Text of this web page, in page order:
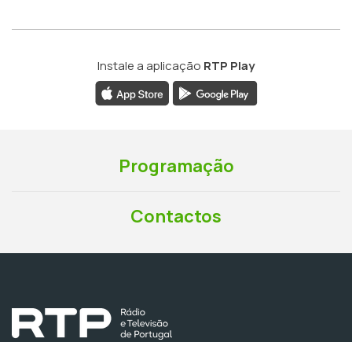
Instale a aplicação RTP Play
Programação
Contactos